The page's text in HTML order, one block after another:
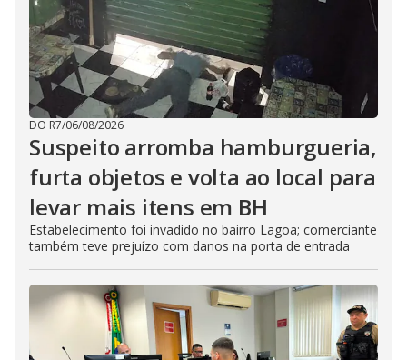
DO R7/06/08/2026
Suspeito arromba hamburgueria,
furta objetos e volta ao local para
levar mais itens em BH
Estabelecimento foi invadido no bairro Lagoa; comerciante
também teve prejuízo com danos na porta de entrada